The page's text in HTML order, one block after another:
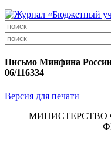
Письмо Минфина России
06/116334
Версия для печати